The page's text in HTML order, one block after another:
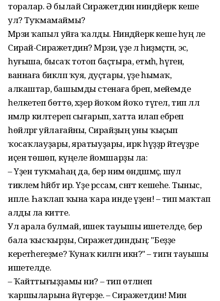
торалар. Ә былай Сиражетдин ниндәйерәк кеше
ул? Туҡмамаймы?
Мәрзиә ҡапыл уйға ҡалды. Ниндәйерәк кеше һуң әле
Сирай-Сиражетдин? Мәрзиә, үҙе лә һиҙмәҫтән, эсә,
һуғыша, бысаҡ тотоп баҫтыра, етмәһә, һүгенә,
ваннаға бикләп ҡуя, дуҫтары, үҙе һымаҡ,
алкаштар, башымды стенаға бәреп, мейемде
һелкетеп бөттө, хәҙер йоҡом йоҡо түгел, тип әллә
нәмәләр килтереп сығарып, хатта илап ебәреп
һөйләргә уйлағайны, Сирайҙың уны ҡыҫып
ҡосаҡлауҙары, яратыуҙары, иркә һүҙҙәр әйтеүҙәре
иҫенә төшөп, күңеле йомшарҙы ла:
– Үҙен туҡмаһаң да, бер нимә өндәшмәҫ, шул
тиклем һәйбәт ир. Үҙе рәссам, сәнғәт кешеһе. Тыныс,
ипле. Һаҡлап ҡына ҡара инде үҙен! – тип маҡтап
алды ла китте.
Ул арала булмай, ишек тауышы ишетелде, бер
бала ҡысҡырҙы, Сиражетдиндың: "Беҙҙе
керетәһегеҙме? Ҡунаҡ килгән икән?" – тигән тауышы
ишетелде.
– Ҡайттығыҙҙамы ни? – тип өтәләнеп
ҡаршыларына йүгерҙе. – Сиражетдин! Мин